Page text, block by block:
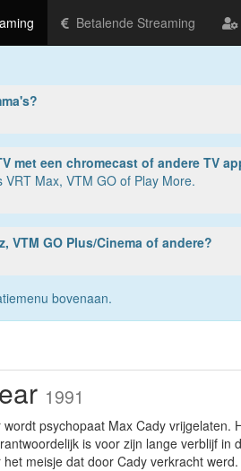
Betalende Streaming
of smartphone? Of op je TV met een chromecast of andere TV
Max, VTM GO of Play More.
VTM GO Plus/Cinema of andere?
bovenaan.
1991
psychopaat Max Cady
is voor zijn lange verblijf
meisje dat door Cady verkracht